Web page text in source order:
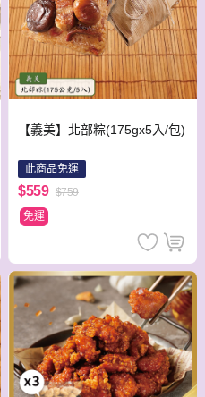
【義美】北部粽(175gx5入/包)
此商品免運
$559 $759
免運